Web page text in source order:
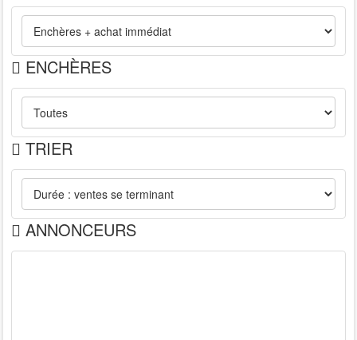
ENCHÈRES
TRIER
ANNONCEURS